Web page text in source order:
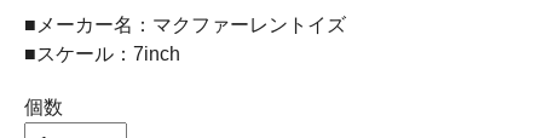
■メーカー名：マクファーレントイズ
■スケール：7inch
個数